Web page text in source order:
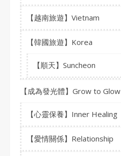
【越南旅遊】Vietnam
【韓國旅遊】Korea
【順天】Suncheon
【成為發光體】Grow to Glow
【心靈保養】Inner Healing
【愛情關係】Relationship